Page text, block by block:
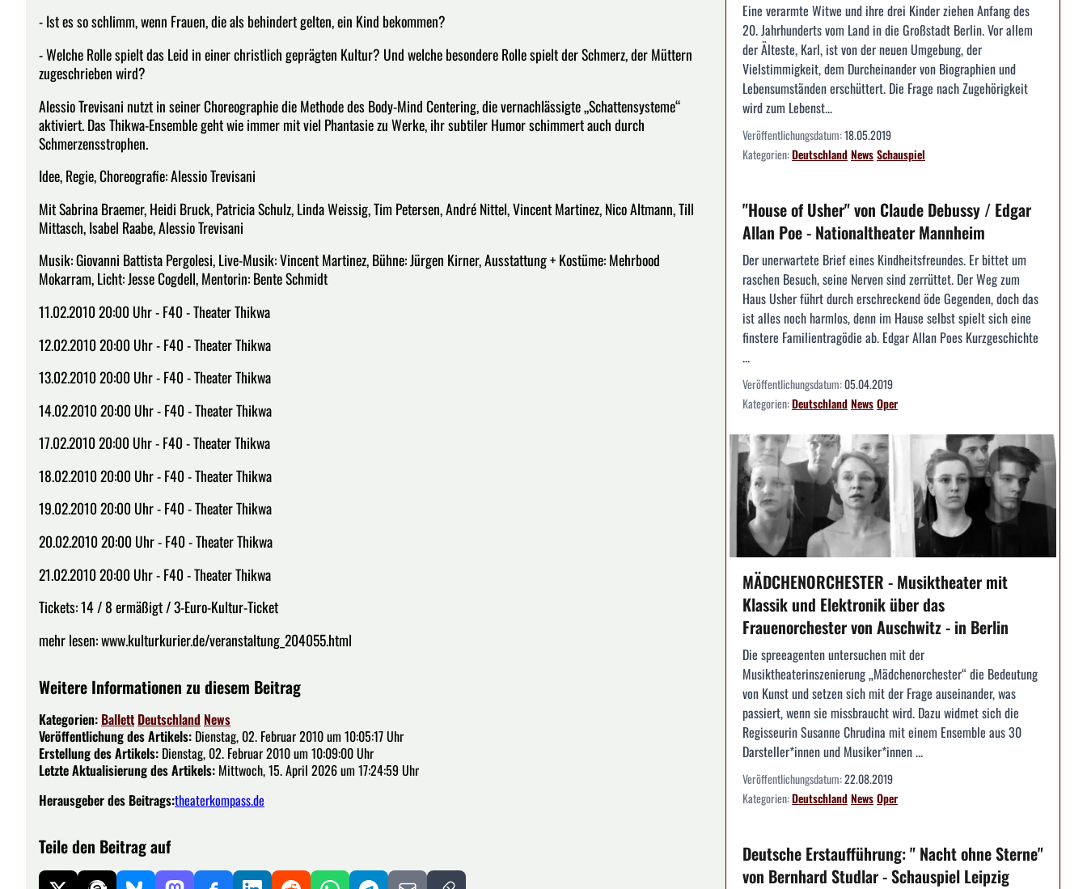
- Ist es so schlimm, wenn Frauen, die als behindert gelten, ein Kind bekommen?
- Welche Rolle spielt das Leid in einer christlich geprägten Kultur? Und welche besondere Rolle spielt der Schmerz, der Müttern
zugeschrieben wird?
Alessio Trevisani nutzt in seiner Choreographie die Methode des Body-Mind Centering, die vernachlässigte „Schattensysteme“
aktiviert. Das Thikwa-Ensemble geht wie immer mit viel Phantasie zu Werke, ihr subtiler Humor schimmert auch durch
Schmerzensstrophen.
Idee, Regie, Choreografie: Alessio Trevisani
Mit Sabrina Braemer, Heidi Bruck, Patricia Schulz, Linda Weissig, Tim Petersen, André Nittel, Vincent Martinez, Nico Altmann, Till
Mittasch, Isabel Raabe, Alessio Trevisani
Musik: Giovanni Battista Pergolesi, Live-Musik: Vincent Martinez, Bühne: Jürgen Kirner, Ausstattung + Kostüme: Mehrbood
Mokarram, Licht: Jesse Cogdell, Mentorin: Bente Schmidt
11.02.2010 20:00 Uhr - F40 - Theater Thikwa
12.02.2010 20:00 Uhr - F40 - Theater Thikwa
13.02.2010 20:00 Uhr - F40 - Theater Thikwa
14.02.2010 20:00 Uhr - F40 - Theater Thikwa
17.02.2010 20:00 Uhr - F40 - Theater Thikwa
18.02.2010 20:00 Uhr - F40 - Theater Thikwa
19.02.2010 20:00 Uhr - F40 - Theater Thikwa
20.02.2010 20:00 Uhr - F40 - Theater Thikwa
21.02.2010 20:00 Uhr - F40 - Theater Thikwa
Tickets: 14 / 8 ermäßigt / 3-Euro-Kultur-Ticket
mehr lesen: www.kulturkurier.de/veranstaltung_204055.html
Weitere Informationen zu diesem Beitrag
Kategorien: Ballett Deutschland News
Veröffentlichung des Artikels: Dienstag, 02. Februar 2010 um 10:05:17 Uhr
Erstellung des Artikels: Dienstag, 02. Februar 2010 um 10:09:00 Uhr
Letzte Aktualisierung des Artikels: Mittwoch, 15. April 2026 um 17:24:59 Uhr
Herausgeber des Beitrags:theaterkompass.de
Teile den Beitrag auf
Eine verarmte Witwe und ihre drei Kinder ziehen Anfang des
20. Jahrhunderts vom Land in die Großstadt Berlin. Vor allem
der Älteste, Karl, ist von der neuen Umgebung, der
Vielstimmigkeit, dem Durcheinander von Biographien und
Lebensumständen erschüttert. Die Frage nach Zugehörigkeit
wird zum Lebenst...
Veröffentlichungsdatum:18.05.2019
Kategorien:DeutschlandNewsSchauspiel
"House of Usher" von Claude Debussy / Edgar
Allan Poe - Nationaltheater Mannheim
Der unerwartete Brief eines Kindheitsfreundes. Er bittet um
raschen Besuch, seine Nerven sind zerrüttet. Der Weg zum
Haus Usher führt durch erschreckend öde Gegenden, doch das
ist alles noch harmlos, denn im Hause selbst spielt sich eine
finstere Familientragödie ab. Edgar Allan Poes Kurzgeschichte
...
Veröffentlichungsdatum:05.04.2019
Kategorien:DeutschlandNewsOper
MÄDCHENORCHESTER - Musiktheater mit
Klassik und Elektronik über das
Frauenorchester von Auschwitz - in Berlin
Die spreeagenten untersuchen mit der
Musiktheaterinszenierung „Mädchenorchester“ die Bedeutung
von Kunst und setzen sich mit der Frage auseinander, was
passiert, wenn sie missbraucht wird. Dazu widmet sich die
Regisseurin Susanne Chrudina mit einem Ensemble aus 30
Darsteller*innen und Musiker*innen ...
Veröffentlichungsdatum:22.08.2019
Kategorien:DeutschlandNewsOper
Deutsche Erstaufführung: " Nacht ohne Sterne"
von Bernhard Studlar - Schauspiel Leipzig